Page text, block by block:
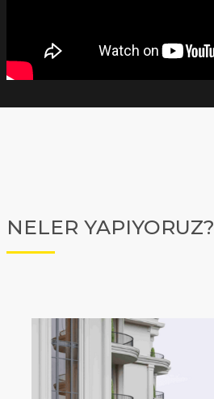
NELER YAPIYORUZ?